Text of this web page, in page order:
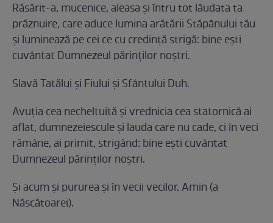
Răsărit-a, mucenice, aleasa şi întru tot lăudata ta
prăznuire, care aduce lumina arătării Stăpânului tău
şi luminează pe cei ce cu credinţă strigă: bine eşti
cuvântat Dumnezeul părinţilor noştri.
Slavă Tatălui şi Fiului şi Sfântului Duh.
Avuţia cea necheltuită şi vrednicia cea statornică ai
aflat, dumnezeiescule şi lauda care nu cade, ci în veci
rămâne, ai primit, strigând: bine eşti cuvântat
Dumnezeul părinţilor noştri.
Şi acum şi pururea şi în vecii vecilor. Amin (a
Născătoarei).